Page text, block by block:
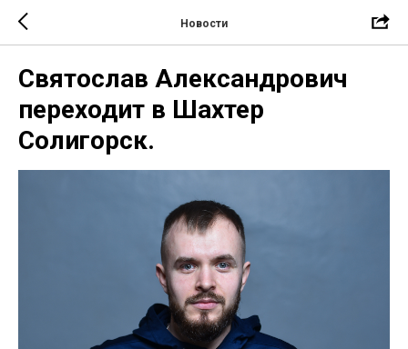
Новости
Святослав Александрович
переходит в Шахтер
Солигорск.